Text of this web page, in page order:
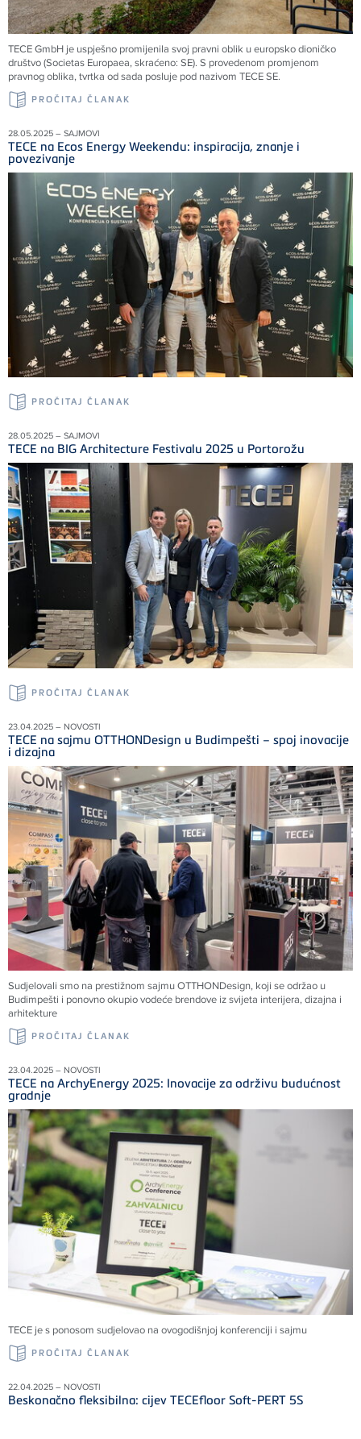
TECE GmbH je uspješno promijenila svoj pravni oblik u europsko dioničko
društvo (Societas Europaea, skraćeno: SE). S provedenom promjenom
pravnog oblika, tvrtka od sada posluje pod nazivom TECE SE.
PROČITAJ ČLANAK
28.05.2025 – SAJMOVI
TECE na Ecos Energy Weekendu: inspiracija, znanje i
povezivanje
PROČITAJ ČLANAK
28.05.2025 – SAJMOVI
TECE na BIG Architecture Festivalu 2025 u Portorožu
PROČITAJ ČLANAK
23.04.2025 – NOVOSTI
TECE na sajmu OTTHONDesign u Budimpešti – spoj inovacije
i dizajna
Sudjelovali smo na prestižnom sajmu OTTHONDesign, koji se održao u
Budimpešti i ponovno okupio vodeće brendove iz svijeta interijera, dizajna i
arhitekture
PROČITAJ ČLANAK
23.04.2025 – NOVOSTI
TECE na ArchyEnergy 2025: Inovacije za održivu budućnost
gradnje
TECE je s ponosom sudjelovao na ovogodišnjoj konferenciji i sajmu
PROČITAJ ČLANAK
22.04.2025 – NOVOSTI
Beskonačno fleksibilna: cijev TECEfloor Soft-PERT 5S